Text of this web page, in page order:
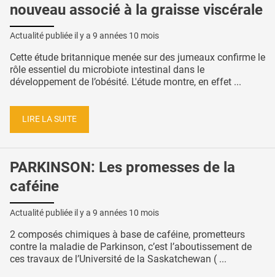
nouveau associé à la graisse viscérale
Actualité publiée il y a 9 années 10 mois
Cette étude britannique menée sur des jumeaux confirme le
rôle essentiel du microbiote intestinal dans le
développement de l’obésité. L'étude montre, en effet ...
LIRE LA SUITE
PARKINSON: Les promesses de la
caféine
Actualité publiée il y a 9 années 10 mois
2 composés chimiques à base de caféine, prometteurs
contre la maladie de Parkinson, c’est l’aboutissement de
ces travaux de l’Université de la Saskatchewan ( ...